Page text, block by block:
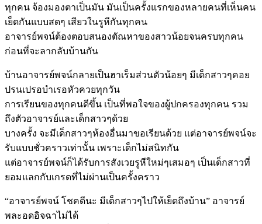
ทุกคน จ้องมองตาเป็นมัน มันเป็นครั้งแรกของหลายคนที่เห็นคน
เย็ดกันแบบสดๆ เสียวในรูหีกันทุกคน
อาจารย์พจน์ต้องตอบสนองตัณหาของสาวน้อยจนครบทุกคน
ก่อนที่จะลากลับบ้านกัน
บ้านอาจารย์พจน์กลายเป็นฮาเร็มส่วนตัวน้อยๆ มีเด็กสาวๆคอย
ปรนเปรอบำเรอหัวควยทุกวัน
การเรียนของทุกคนดีขึ้น เป็นที่พอใจของผู้ปกครองทุกคน รวม
ถึงตัวอาจารย์และเด็กสาวๆด้วย
บางครั้ง จะมีเด็กสาวๆห้องอื่นมาขอเรียนด้วย แต่อาจารย์พจน์จะ
รับแบบชั่วคราวเท่านั้น เพราะเด็กไม่สนิทกัน
แต่อาจารย์พจน์ก็ได้รับการสังเวยรูหีใหม่ๆเสมอๆ เป็นเด็กสาวที่
ยอมแลกกับเกรดที่ไม่ผ่านเป็นครั้งคราว
“อาจารย์พจน์ โชคดีนะ มีเด็กสาวๆไปให้เย็ดถึงบ้าน” อาจารย์
พละอดอิจฉาไม่ได้